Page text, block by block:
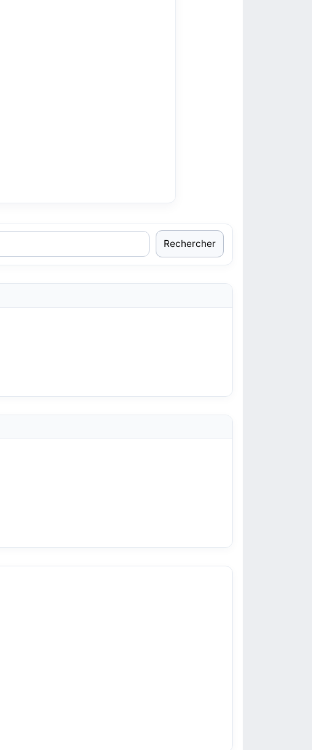
Rechercher